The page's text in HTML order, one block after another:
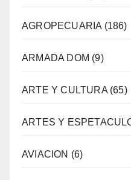
AGROPECUARIA (186)
ARMADA DOM (9)
ARTE Y CULTURA(65)
ARTES Y
AVIACION (6)